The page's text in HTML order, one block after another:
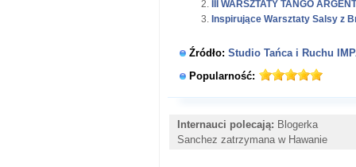
III WARSZTATY TANGO
Inspirujące Warsztaty Salsy z
Źródło: Studio Tańca i Ruchu
Popularność:
Internauci polecają: Blogerka
Sanchez zatrzymana w Hawanie